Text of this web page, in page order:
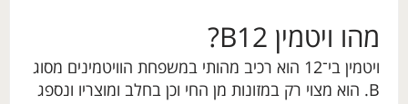
מהו ויטמין B12?
ויטמין בי־12 הוא רכיב מהותי במשפחת הוויטמינים מסוג
B. הוא מצוי רק במזונות מן החי וכן בחלב ומוצריו ונספג